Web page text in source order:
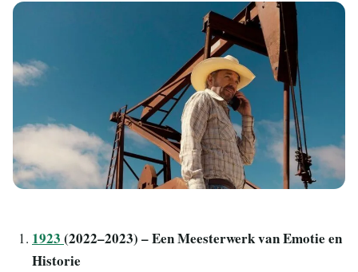
1923 (2022–2023) – Een Meesterwerk van Emotie en
Historie